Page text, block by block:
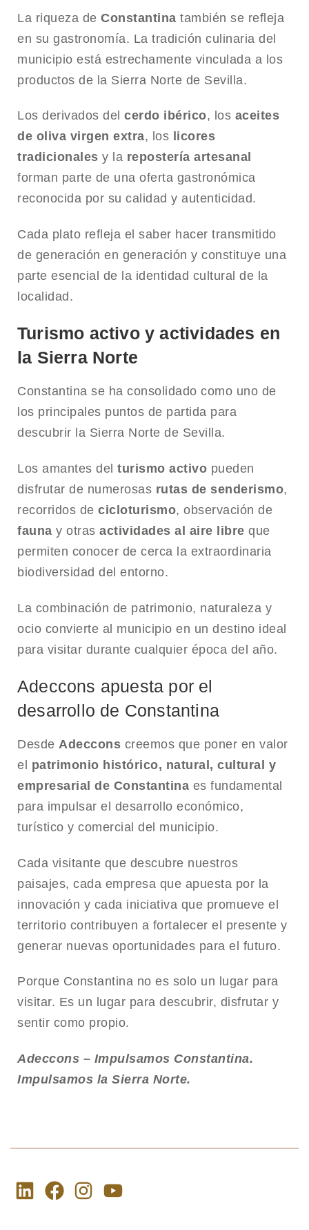
La riqueza de Constantina también se refleja
en su gastronomía. La tradición culinaria del
municipio está estrechamente vinculada a los
productos de la Sierra Norte de Sevilla.
Los derivados del cerdo ibérico, los aceites
de oliva virgen extra, los licores
tradicionales y la repostería artesanal
forman parte de una oferta gastronómica
reconocida por su calidad y autenticidad.
Cada plato refleja el saber hacer transmitido
de generación en generación y constituye una
parte esencial de la identidad cultural de la
localidad.
Turismo activo y actividades en
la Sierra Norte
Constantina se ha consolidado como uno de
los principales puntos de partida para
descubrir la Sierra Norte de Sevilla.
Los amantes del turismo activo pueden
disfrutar de numerosas rutas de senderismo,
recorridos de cicloturismo, observación de
fauna y otras actividades al aire libre que
permiten conocer de cerca la extraordinaria
biodiversidad del entorno.
La combinación de patrimonio, naturaleza y
ocio convierte al municipio en un destino ideal
para visitar durante cualquier época del año.
Adeccons apuesta por el
desarrollo de Constantina
Desde Adeccons creemos que poner en valor
el patrimonio histórico, natural, cultural y
empresarial de Constantina es fundamental
para impulsar el desarrollo económico,
turístico y comercial del municipio.
Cada visitante que descubre nuestros
paisajes, cada empresa que apuesta por la
innovación y cada iniciativa que promueve el
territorio contribuyen a fortalecer el presente y
generar nuevas oportunidades para el futuro.
Porque Constantina no es solo un lugar para
visitar. Es un lugar para descubrir, disfrutar y
sentir como propio.
Adeccons – Impulsamos Constantina.
Impulsamos la Sierra Norte.